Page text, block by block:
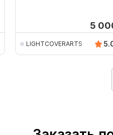
5
LIGHTCOVERARTS